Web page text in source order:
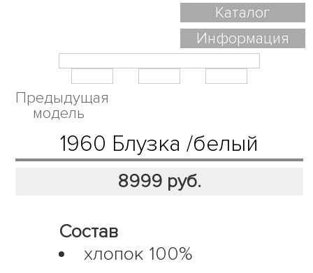
Каталог
Информация
Предыдущая
модель
1960 Блузка /белый
8999 руб.
Состав
хлопок 100%